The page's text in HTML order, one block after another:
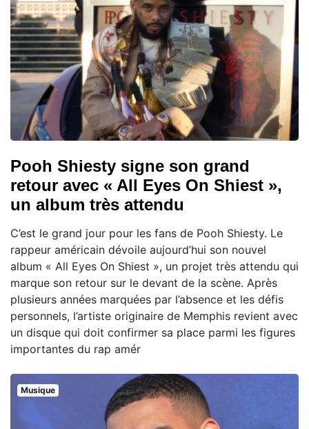
Pooh Shiesty signe son grand
retour avec « All Eyes On Shiest »,
un album très attendu
C’est le grand jour pour les fans de Pooh Shiesty. Le
rappeur américain dévoile aujourd’hui son nouvel
album « All Eyes On Shiest », un projet très attendu qui
marque son retour sur le devant de la scène. Après
plusieurs années marquées par l’absence et les défis
personnels, l’artiste originaire de Memphis revient avec
un disque qui doit confirmer sa place parmi les figures
importantes du rap amér
Musique